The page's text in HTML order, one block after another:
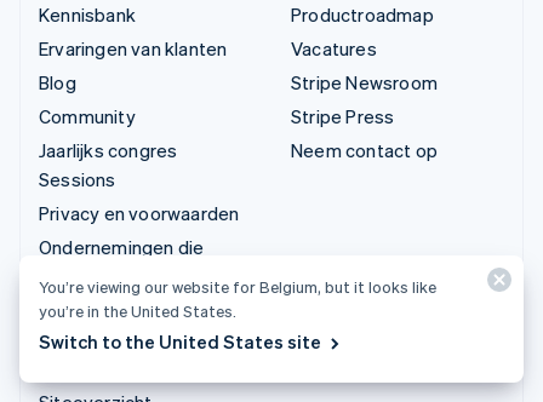
Kennisbank
Ervaringen van klanten
Blog
Community
Jaarlijks congres
Sessions
Privacy en voorwaarden
Ondernemingen die
waarvoor beperkingen
gelden
Productroadmap
Vacatures
Stripe Newsroom
Stripe Press
Neem contact op
You’re viewing our website for Belgium, but it looks like
you’re in the United States.
Switch to the United States site